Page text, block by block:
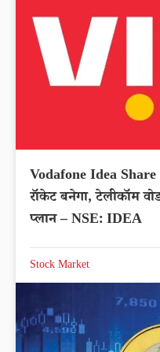
Vodafone Idea
रॉकेट बनेगा, टेलीकॉम
प्लान – NSE: IDEA
Stock Market